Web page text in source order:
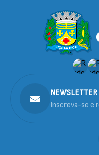
NEWSLETTER
Inscreva-se e